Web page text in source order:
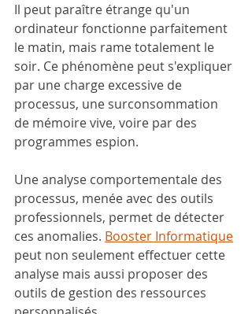
Il peut paraître étrange qu'un
ordinateur fonctionne parfaitement
le matin, mais rame totalement le
soir. Ce phénomène peut s'expliquer
par une charge excessive de
processus, une surconsommation
de mémoire vive, voire par des
programmes espion.
Une analyse comportementale des
processus, menée avec des outils
professionnels, permet de détecter
ces anomalies. Booster Informatique
peut non seulement effectuer cette
analyse mais aussi proposer des
outils de gestion des ressources